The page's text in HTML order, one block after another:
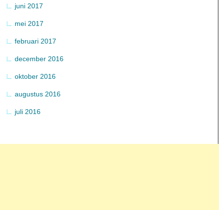
juni 2017
mei 2017
februari 2017
december 2016
oktober 2016
augustus 2016
juli 2016